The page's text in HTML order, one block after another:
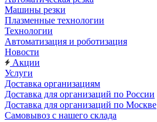
Машины резки
Плазменные технологии
Технологии
Автоматизация и роботизация
Новости
Акции
Услуги
Доставка организациям
Доставка для организаций по России
Доставка для организаций по Москве
Самовывоз с нашего склада